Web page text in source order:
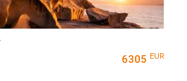
6305 EUR